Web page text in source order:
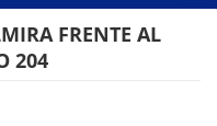
FRENTE AL
204